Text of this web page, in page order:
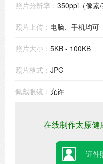
照片分辨率：350ppi（像素/
照片上传： 电脑、手机均可
照片大小：5KB - 100KB
照片格式：JPG
佩戴眼镜： 允许
在线制作太原健
证件